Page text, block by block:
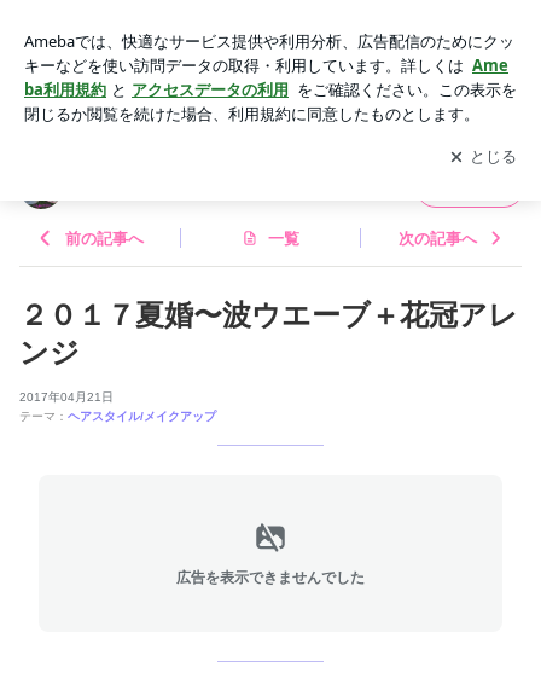
イクLa sumire
アプリをダウンロードして ブログの更新通知
を受け取りまし
ょう。
開く
前の記事へ 一覧 次の記事へ
２０１７夏婚〜波ウエーブ＋花冠アレ
ンジ
2017年04月21日
テーマ： ヘアスタイル/メイクアップ
広告を表示できませんでした